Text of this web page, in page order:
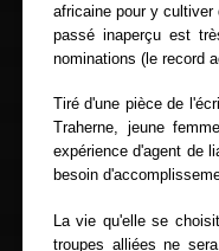
africaine pour y cultiver
passé inaperçu est
nominations (le record
Tiré d'une pièce de
Traherne, jeune
expérience d'agent de
besoin
La vie qu'elle se
troupes alliées ne